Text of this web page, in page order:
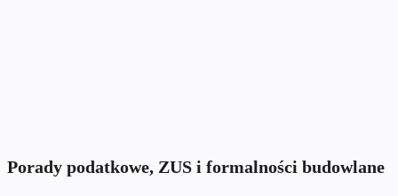
Porady podatkowe, ZUS i formalności budowlane